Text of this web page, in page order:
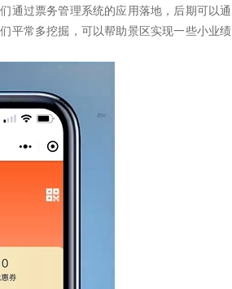
通过票务管理系统的应用落地，后期可以通
平常多挖掘，可以帮助景区实现一些小业绩